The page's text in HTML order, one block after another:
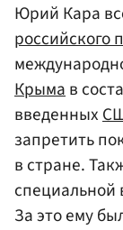
Юрий Кара
российского
Крымав
введенных
запретить
в стране.
За это ему